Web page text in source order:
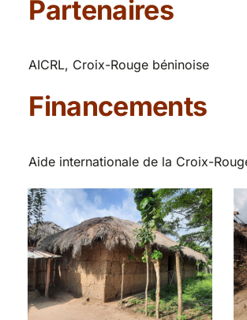
Partenaires
AICRL, Croix-Rouge béninoise
Financements
Aide internationale de la Croix-